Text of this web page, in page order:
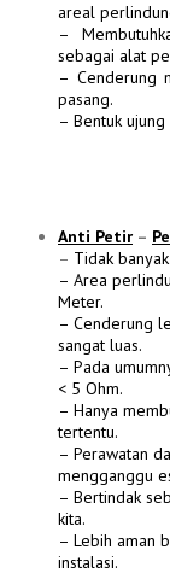
areal
–
sebagai alat
– Cenderung
pasang.
– Bentuk
Anti Petir –
– Tidak
– Area
Meter.
– Cenderung
sangat luas.
– Pada
< 5 Ohm.
– Hanya
tertentu.
– Perawatan
mengganggu
– Bertindak
kita.
– Lebih aman
instalasi.